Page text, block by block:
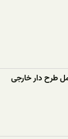
طرح دار خارجی